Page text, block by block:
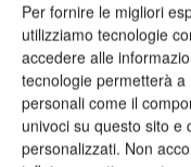
Per fornire le migliori
utilizziamo tecnologie
accedere alle
tecnologie permetterà
personali come il
univoci su questo sito e
personalizzati. Non
Telefono